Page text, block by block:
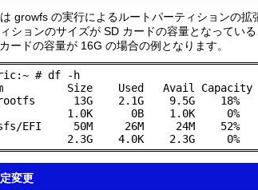
growfs の実行によるルートパーティションの拡
ションのサイズが SD カードの容量となっている
ードの容量が 16G の場合の例となります。
# df -h
Size    Used   Avail Capacity
13G    2.1G    9.5G    18%
1.0K      0B    1.0K     0%
EFI     50M     26M     24M    52%
2.3G    4.0K    2.3G     0%
変更